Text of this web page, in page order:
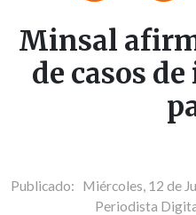
Minsal
de casos
Publicado: Miércoles, 12 de
Periodista